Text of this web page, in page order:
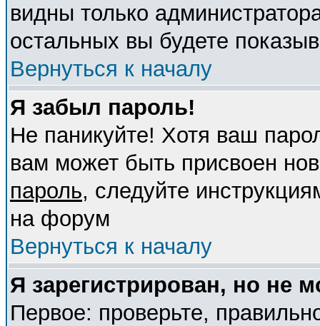
видны только
остальных вы будете
Вернуться к началу
Я забыл пароль!
Не паникуйте! Хотя ваш
вам может быть присвоен
пароль, следуйте
на форум
Вернуться к началу
Я зарегистрирован, но не
Первое: проверьте,